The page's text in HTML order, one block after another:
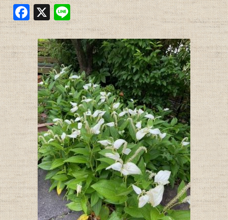
F
a
c
e
b
o
o
k
X Li
n
e